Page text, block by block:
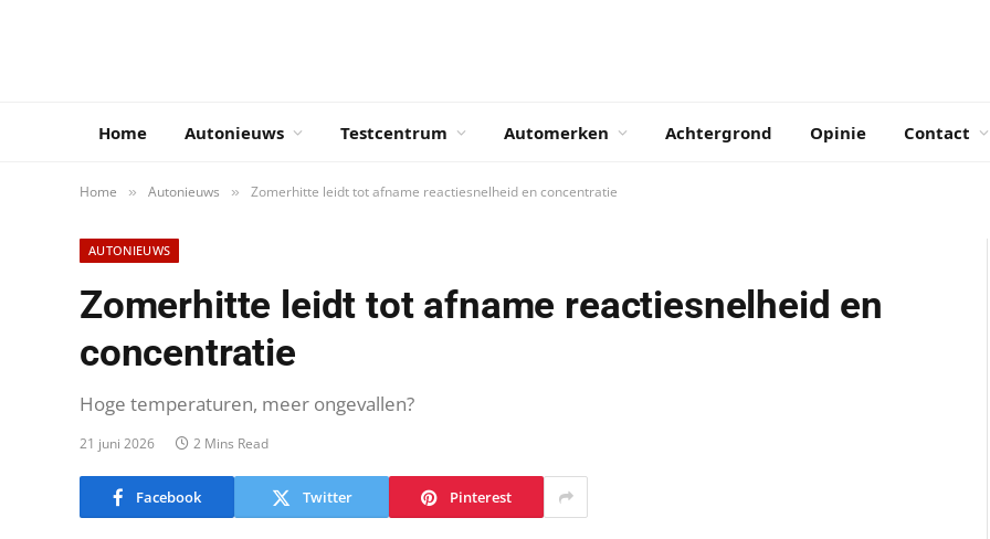
Home Autonieuws Testcentrum Automerken Achtergrond Opinie Contact
Home » Autonieuws » Zomerhitte leidt tot afname reactiesnelheid en concentratie
AUTONIEUWS
Zomerhitte leidt tot afname reactiesnelheid en
concentratie
Hoge temperaturen, meer ongevallen?
21 juni 2026 2 Mins Read
Facebook Twitter Pinterest